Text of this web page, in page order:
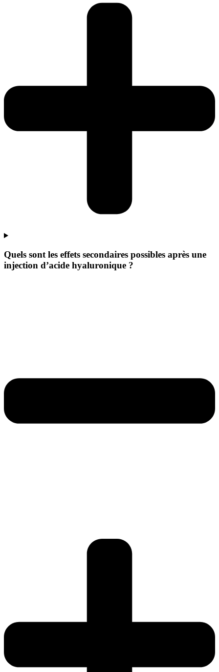
Quels sont les effets secondaires possibles après une
injection d’acide hyaluronique ?